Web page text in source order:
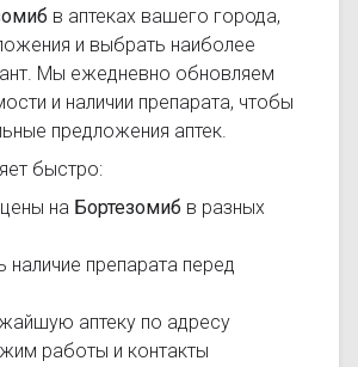
в аптеках вашего города,
и выбрать наиболее
Мы ежедневно обновляем
и наличии препарата, чтобы
предложения аптек.
быстро:
на Бортезомиб в разных
наличие препарата перед
аптеку по адресу
работы и контакты